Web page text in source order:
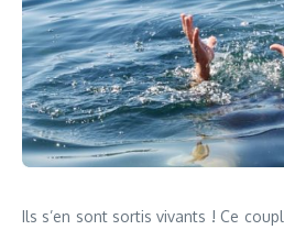
Ils s’en sont sortis vivants ! Ce